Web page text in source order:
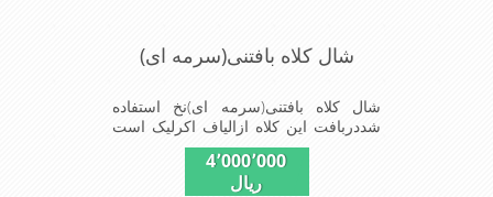
شال کلاه بافتنی(سرمه ای)
شال کلاه بافتنی(سرمه ای)نخ استفاده
شددربافت این کلاه ازالیاف اکرلیک است
وکلاه به خاطراستفاده ازدولایه بافت
ضخامت مناسبی درمقابل سرمارادارااست
شیک ومناسب افرادخوش پوش جنس
4٬000٬000
ریال